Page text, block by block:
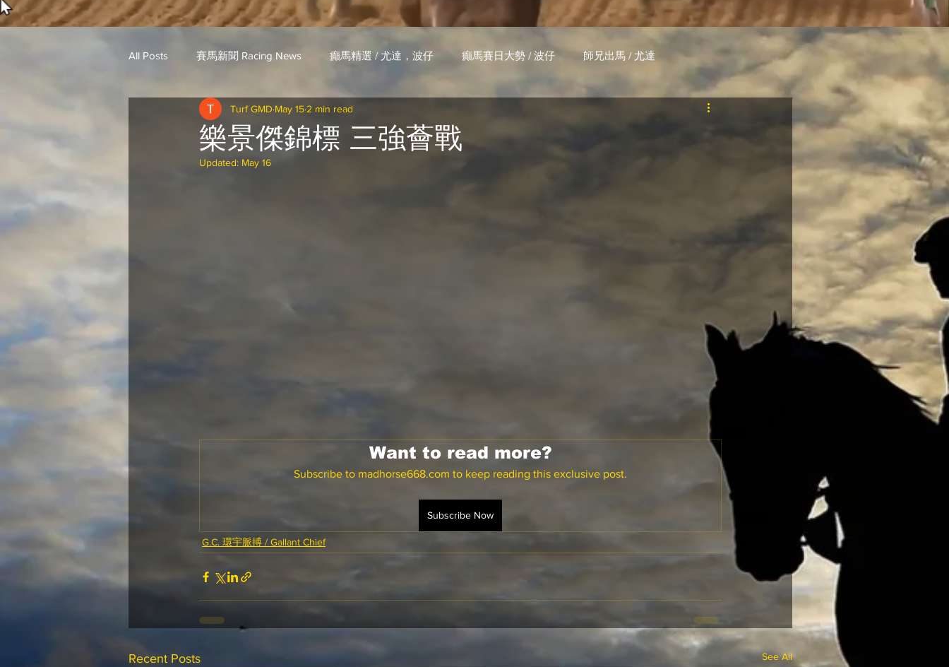
All Posts 賽馬新聞 Racing News 癲馬精選 / 尤達，波仔 癲馬賽日大勢 / 波仔 師兄出馬 / 尤達
戈登說馬事 / 馬王哥頓 三 T 大茶飯 / LakLak 自購馬透視 / G.C.
歐美新馬速遞 / G.C
樂景傑錦標 三強薈戰
Turf GMD May 15 2 min read
Updated: May 16
Want to read more?
Subscribe to madhorse668.com to keep reading this exclusive post.
Subscribe Now
G.C. 環宇脈搏 / Gallant Chief
Recent Posts See All